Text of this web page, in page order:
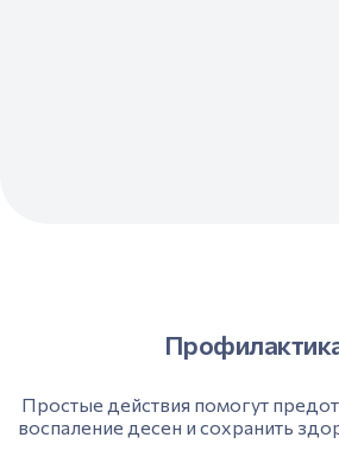
Простые действия помогут
воспаление десен и сохранить